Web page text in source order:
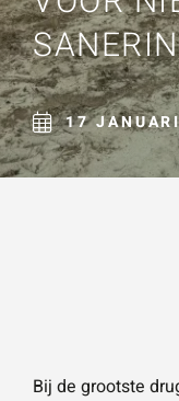
Naam*
E-mailadres *
17
Bij de grootste